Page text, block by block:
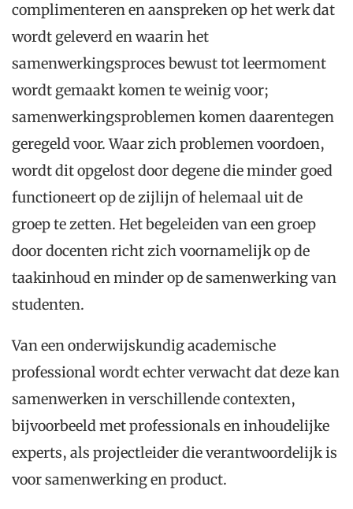
complimenteren en aanspreken op het werk dat
wordt geleverd en waarin het
samenwerkingsproces bewust tot leermoment
wordt gemaakt komen te weinig voor;
samenwerkingsproblemen komen daarentegen
geregeld voor. Waar zich problemen voordoen,
wordt dit opgelost door degene die minder goed
functioneert op de zijlijn of helemaal uit de
groep te zetten. Het begeleiden van een groep
door docenten richt zich voornamelijk op de
taakinhoud en minder op de samenwerking van
studenten.
Van een onderwijskundig academische
professional wordt echter verwacht dat deze kan
samenwerken in verschillende contexten,
bijvoorbeeld met professionals en inhoudelijke
experts, als projectleider die verantwoordelijk is
voor samenwerking en product.